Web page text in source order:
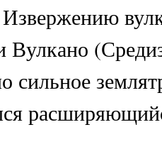
Вулкано
сильное